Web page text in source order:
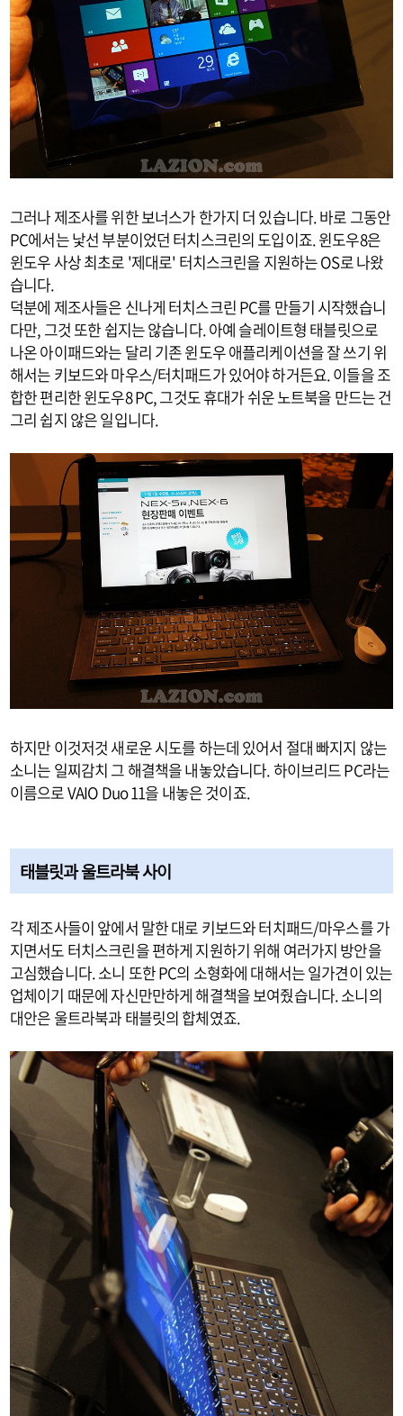
그러나 제조사를 위한 보너스가 한가지 더 있습니다. 바로 그동안
PC에서는 낯선 부분이었던 터치스크린의 도입이죠. 윈도우8은
윈도우 사상 최초로 '제대로' 터치스크린을 지원하는 OS로 나왔
습니다.
덕분에 제조사들은 신나게 터치스크린 PC를 만들기 시작했습니
다만, 그것 또한 쉽지는 않습니다. 아예 슬레이트형 태블릿으로
나온 아이패드와는 달리 기존 윈도우 애플리케이션을 잘 쓰기 위
해서는 키보드와 마우스/터치패드가 있어야 하거든요. 이들을 조
합한 편리한 윈도우8 PC, 그것도 휴대가 쉬운 노트북을 만드는 건
그리 쉽지 않은 일입니다.
하지만 이것저것 새로운 시도를 하는데 있어서 절대 빠지지 않는
소니는 일찌감치 그 해결책을 내놓았습니다. 하이브리드 PC라는
이름으로 VAIO Duo 11을 내놓은 것이죠.
태블릿과 울트라북 사이
각 제조사들이 앞에서 말한 대로 키보드와 터치패드/마우스를 가
지면서도 터치스크린을 편하게 지원하기 위해 여러가지 방안을
고심했습니다. 소니 또한 PC의 소형화에 대해서는 일가견이 있는
업체이기 때문에 자신만만하게 해결책을 보여줬습니다. 소니의
대안은 울트라북과 태블릿의 합체였죠.